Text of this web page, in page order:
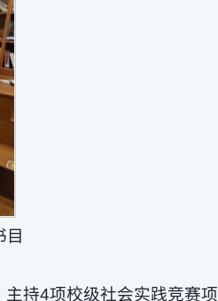
目
持4项校级社会实践竞赛